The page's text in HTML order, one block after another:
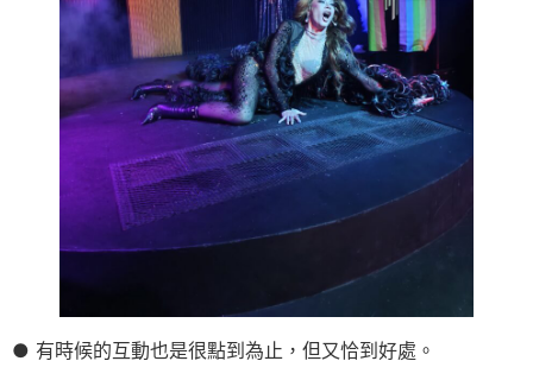
● 有時候的互動也是很點到為止，但又恰到好處。